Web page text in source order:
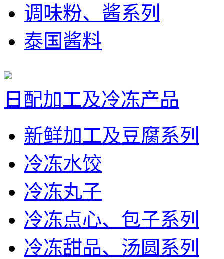
调味粉、酱系列
泰国酱料
日配加工及冷冻产品
新鲜加工及豆腐系列
冷冻水饺
冷冻丸子
冷冻点心、包子系列
冷冻甜品、汤圆系列